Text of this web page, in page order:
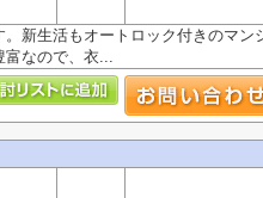
新生活もオートロック付きのマン
富なので、衣...